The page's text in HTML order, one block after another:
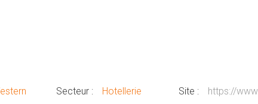
Secteur : Hotellerie Site : https://